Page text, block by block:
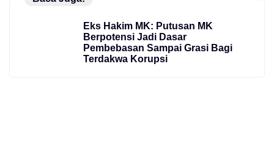
Eks Hakim MK: Putusan MK
Berpotensi Jadi Dasar
Pembebasan Sampai Grasi Bagi
Terdakwa Korupsi